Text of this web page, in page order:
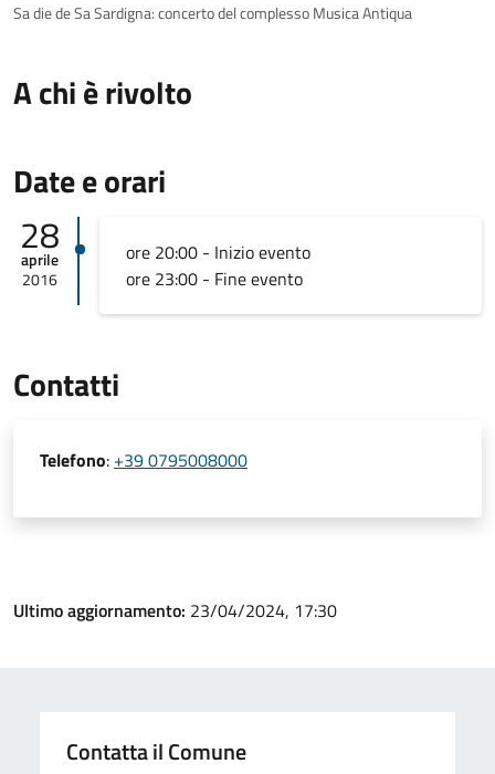
Sa die de Sa Sardigna: concerto del complesso Musica Antiqua
A chi è rivolto
Date e orari
28
aprile
2016
ore 20:00 - Inizio evento
ore 23:00 - Fine evento
Contatti
Telefono: +39 0795008000
Ultimo aggiornamento: 23/04/2024, 17:30
Contatta il Comune